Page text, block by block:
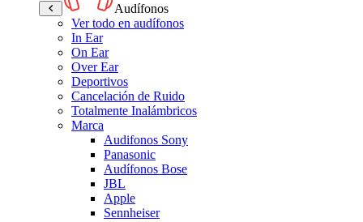
Audífonos
Ver todo en audífonos
In Ear
On Ear
Over Ear
Deportivos
Cancelación de Ruido
Totalmente Inalámbricos
Marca
Audifonos Sony
Panasonic
Audífonos Bose
JBL
Apple
Sennheiser